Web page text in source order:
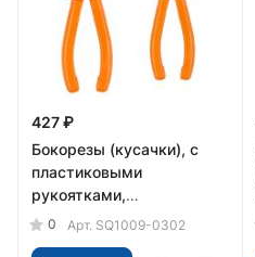
427 ₽
Бокорезы (кусачки), с
пластиковыми
рукоятками,
углеродистая сталь, 180
0 Арт. SQ1009-0302